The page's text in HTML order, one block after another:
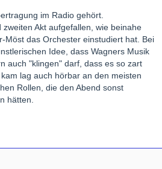
im Radio gehört.
Akt aufgefallen, wie beinahe
Möst das Orchester einstudiert hat. Bei
Idee, dass Wagners Musik
auch "klingen" darf, dass es so zart
lag auch hörbar an den meisten
Rollen, die den Abend sonst
hätten.